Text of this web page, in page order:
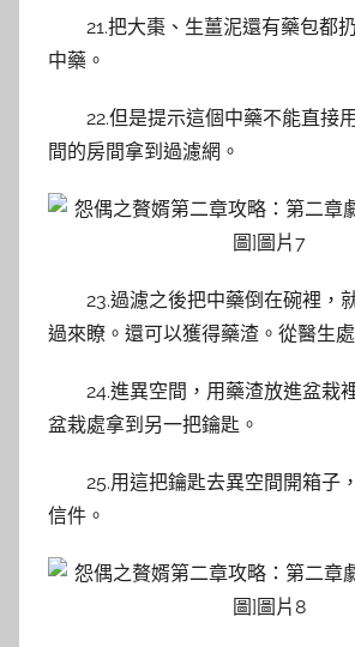
21.把大棗、生薑泥還有藥包都
中藥。
22.但是提示這個中藥不能直接
間的房間拿到過濾網。
23.過濾之後把中藥倒在碗裡，
過來瞭。還可以獲得藥渣。從醫生
24.進異空間，用藥渣放進盆栽
盆栽處拿到另一把鑰匙。
25.用這把鑰匙去異空間開箱子
信件。